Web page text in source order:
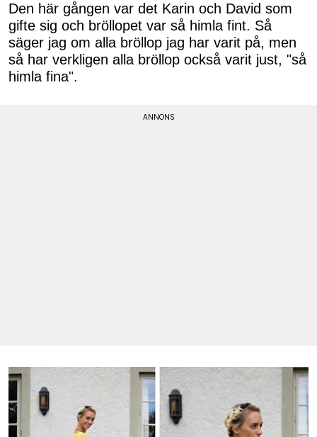
Den här gången var det Karin och David som
gifte sig och bröllopet var så himla fint. Så
säger jag om alla bröllop jag har varit på, men
så har verkligen alla bröllop också varit just, "så
himla fina".